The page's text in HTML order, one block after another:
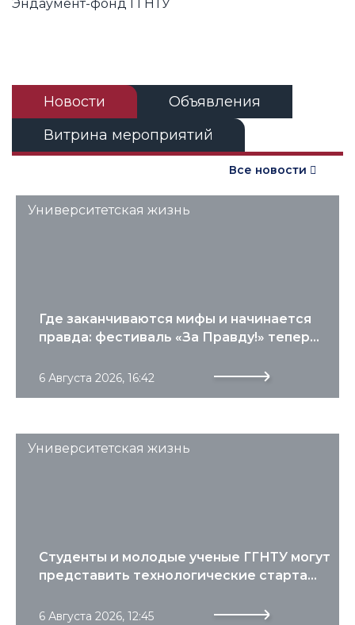
Эндаумент-фонд ГГНТУ
Новости
Объявления
Витрина мероприятий
Все новости
Университетская жизнь
6 Августа 2026, 16:42
Где заканчиваются мифы и начинается
правда: фестиваль «За Правду!» тепер...
Университетская жизнь
6 Августа 2026, 12:45
Студенты и молодые ученые ГГНТУ могут
представить технологические старта...